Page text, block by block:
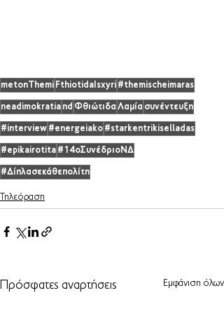
metonThemi FthiotidaIsxyri #themischeimaras
neadimokratia nd Φθιώτιδα Λαμία συνέντευξη
#interview #energeiako #starkentrikiselladas
#epikairotita #14οΣυνέδριοΝΔ
#Δίπλασεκάθεπολίτη
Τηλεόραση
Πρόσφατες αναρτήσεις Εμφάνιση όλων